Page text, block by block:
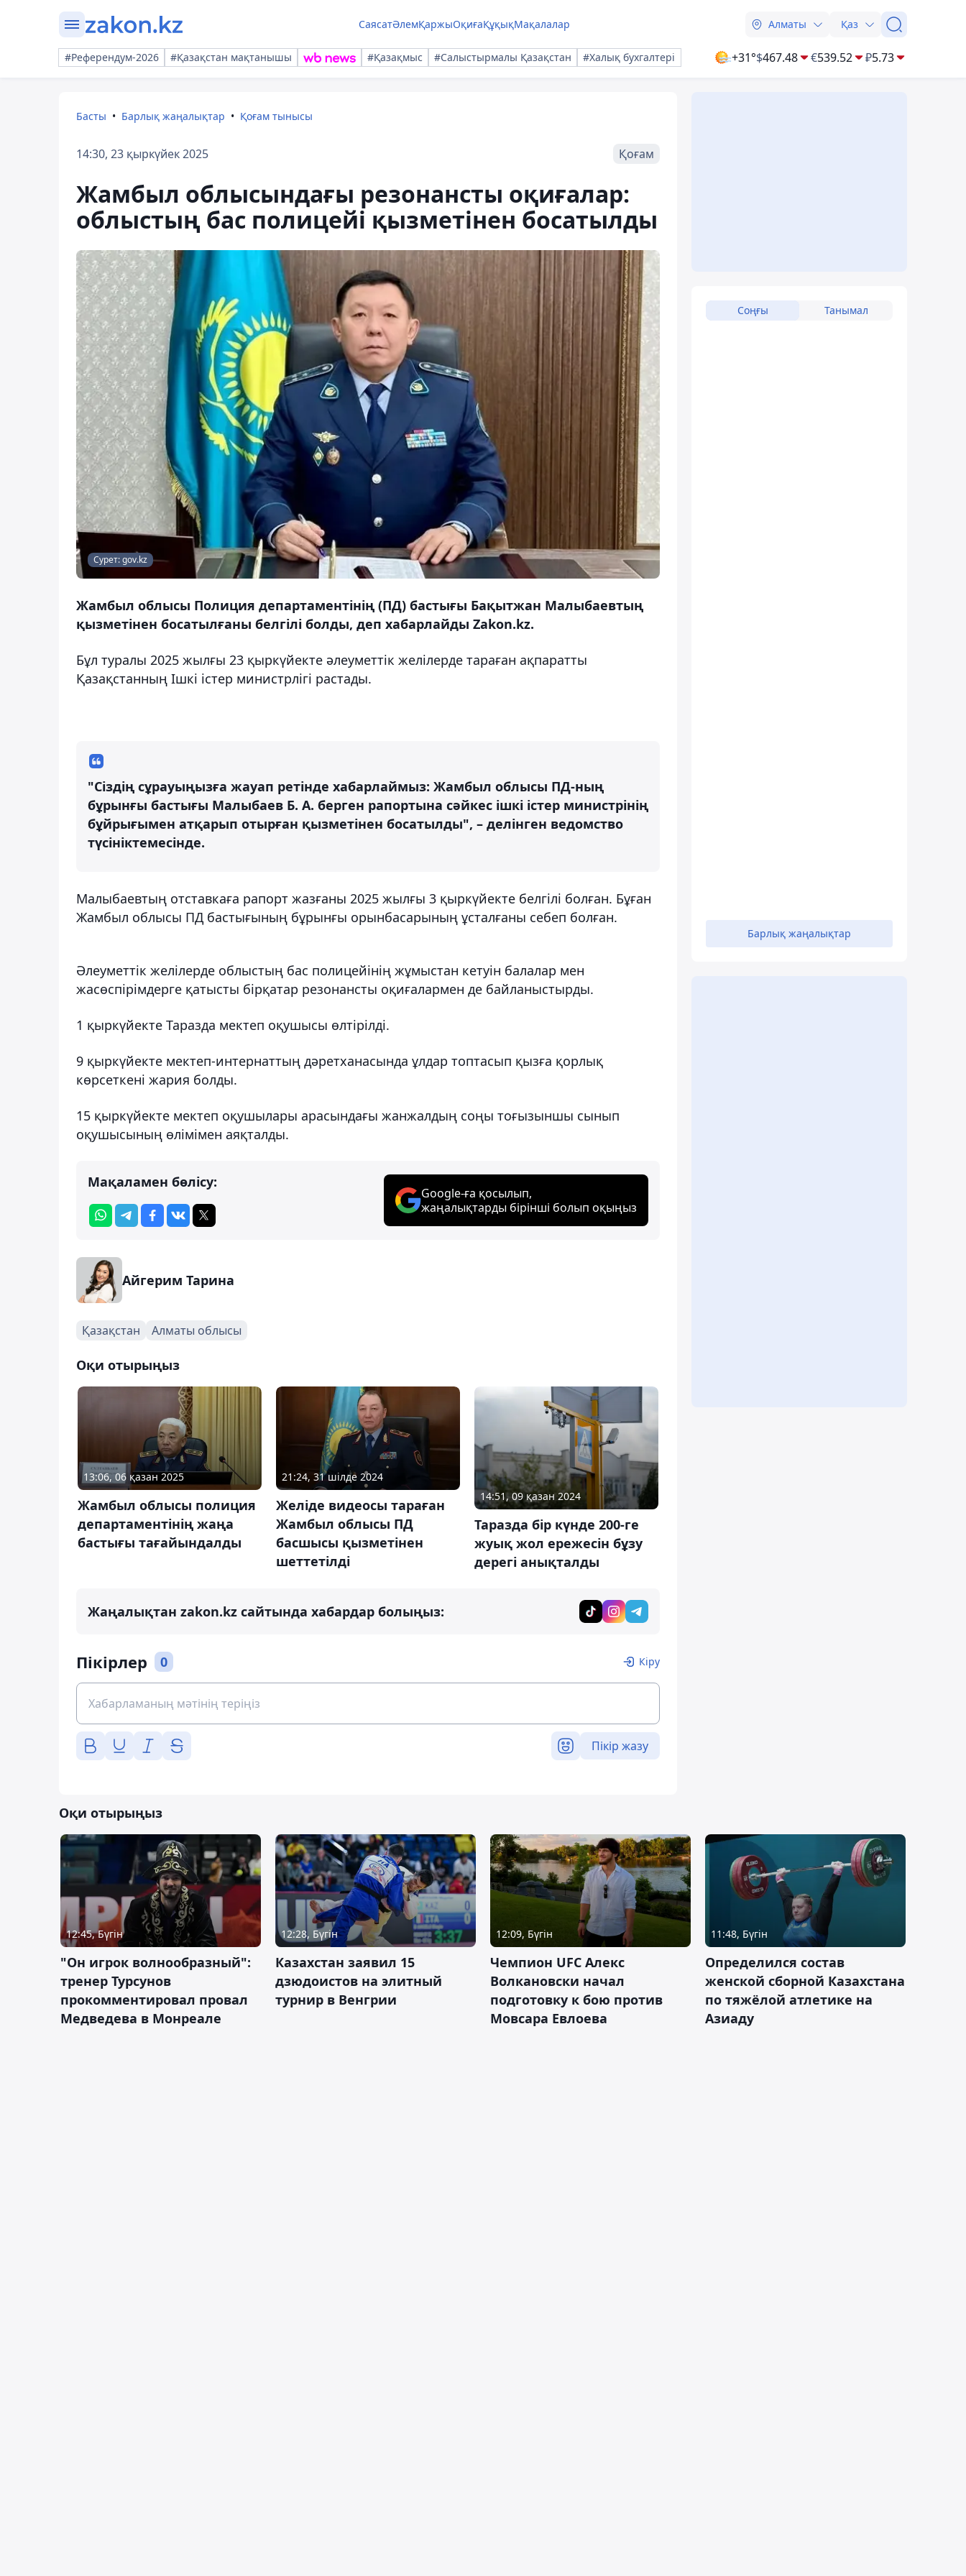
СаясатӘлемҚаржыОқиғаҚұқықМақалалар Алматы Қаз
#Референдум-2026 #Қазақстан мақтанышы #Қазақмыс #Салыстырмалы Қазақстан #Халық бухгалтері +31°$467.48 €539.52 ₽5.73
Басты Барлық жаңалықтар Қоғам тынысы
14:30, 23 қыркүйек 2025 Қоғам
Жамбыл облысындағы резонансты оқиғалар:
облыстың бас полицейі қызметінен босатылды
Сурет: gov.kz
Жамбыл облысы Полиция департаментінің (ПД) бастығы Бақытжан Малыбаевтың
қызметінен босатылғаны белгілі болды, деп хабарлайды Zakon.kz.
Бұл туралы 2025 жылғы 23 қыркүйекте әлеуметтік желілерде тараған ақпаратты
Қазақстанның Ішкі істер министрлігі растады.
"Сіздің сұрауыңызға жауап ретінде хабарлаймыз: Жамбыл облысы ПД-ның
бұрынғы бастығы Малыбаев Б. А. берген рапортына сәйкес ішкі істер министрінің
бұйрығымен атқарып отырған қызметінен босатылды", – делінген ведомство
түсініктемесінде.
Малыбаевтың отставкаға рапорт жазғаны 2025 жылғы 3 қыркүйекте белгілі болған. Бұған
Жамбыл облысы ПД бастығының бұрынғы орынбасарының ұсталғаны себеп болған.
Әлеуметтік желілерде облыстың бас полицейінің жұмыстан кетуін балалар мен
жасөспірімдерге қатысты бірқатар резонансты оқиғалармен де байланыстырды.
1 қыркүйекте Таразда мектеп оқушысы өлтірілді.
9 қыркүйекте мектеп-интернаттың дәретханасында ұлдар топтасып қызға қорлық
көрсеткені жария болды.
15 қыркүйекте мектеп оқушылары арасындағы жанжалдың соңы тоғызыншы сынып
оқушысының өлімімен аяқталды.
Мақаламен бөлісу:
Google-ға қосылып,
жаңалықтарды бірінші болып оқыңыз
Айгерим Тарина
Қазақстан Алматы облысы
Оқи отырыңыз
13:06, 06 қазан 2025
Жамбыл облысы полиция
департаментінің жаңа
бастығы тағайындалды
21:24, 31 шілде 2024
Желіде видеосы тараған
Жамбыл облысы ПД
басшысы қызметінен
шеттетілді
14:51, 09 қазан 2024
Таразда бір күнде 200-ге
жуық жол ережесін бұзу
дерегі анықталды
Жаңалықтан zakon.kz сайтында хабардар болыңыз:
Пікірлер 0 Кіру
Пікір жазу
Соңғы Танымал
Барлық жаңалықтар
Оқи отырыңыз
12:45, Бүгін
"Он игрок волнообразный":
тренер Турсунов
прокомментировал провал
Медведева в Монреале
12:28, Бүгін
Казахстан заявил 15
дзюдоистов на элитный
турнир в Венгрии
12:09, Бүгін
Чемпион UFC Алекс
Волкановски начал
подготовку к бою против
Мовсара Евлоева
11:48, Бүгін
Определился состав
женской сборной Казахстана
по тяжёлой атлетике на
Азиаду